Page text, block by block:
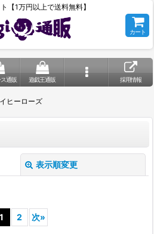
【1万円以上で送料無料】
カート
通販 遊戯王通販 採用情報
ヒーローズ
表示順変更
1 2 次»